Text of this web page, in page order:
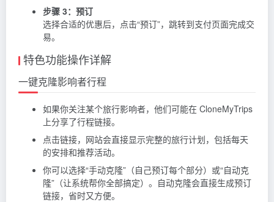
步骤 3：预订
选择合适的优惠后，点击“预订”，跳转到支付页面完成交
易。
特色功能操作详解
一键克隆影响者行程
如果你关注某个旅行影响者，他们可能在 CloneMyTrips
上分享了行程链接。
点击链接，网站会直接显示完整的旅行计划，包括每天
的安排和推荐活动。
你可以选择“手动克隆”（自己预订每个部分）或“自动克
隆”（让系统帮你全部搞定）。自动克隆会直接生成预订
链接，省时又方便。